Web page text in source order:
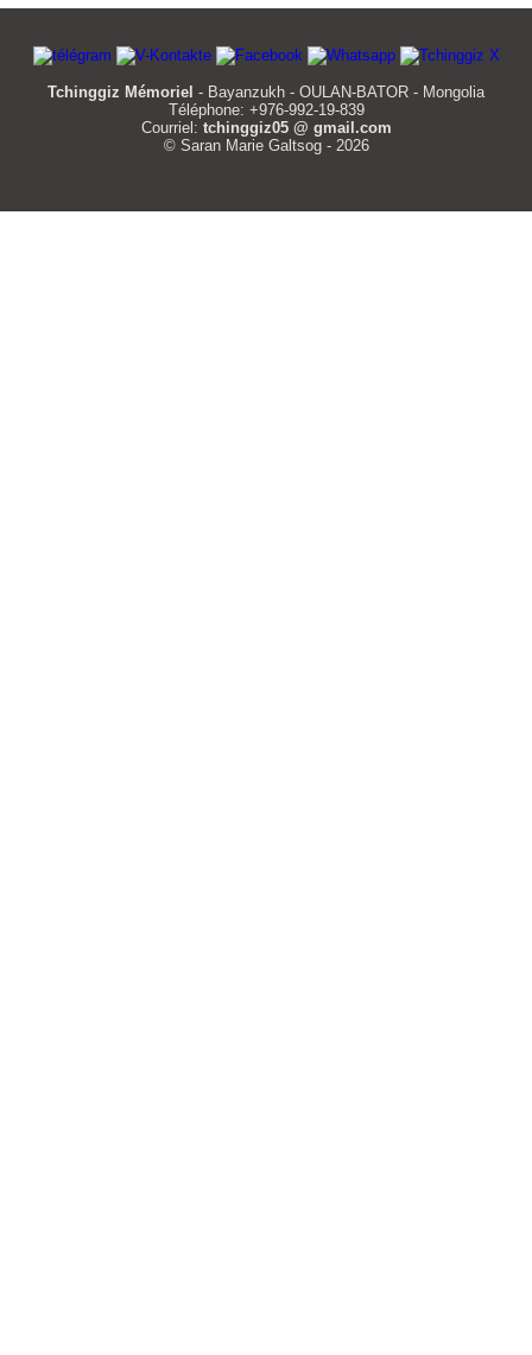
Tchinggiz Mémoriel - Bayanzukh - OULAN-BATOR - Mongolia
Téléphone: +976-992-19-839
Courriel: tchinggiz05 @ gmail.com
© Saran Marie Galtsog - 2026